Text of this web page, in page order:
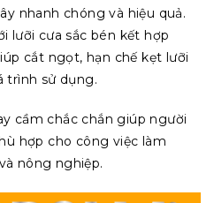
nhanh chóng và hiệu quả.
lưỡi cưa sắc bén kết hợp
cắt ngọt, hạn chế kẹt lưỡi
trình sử dụng.
cầm chắc chắn giúp người
hợp cho công việc làm
nông nghiệp.